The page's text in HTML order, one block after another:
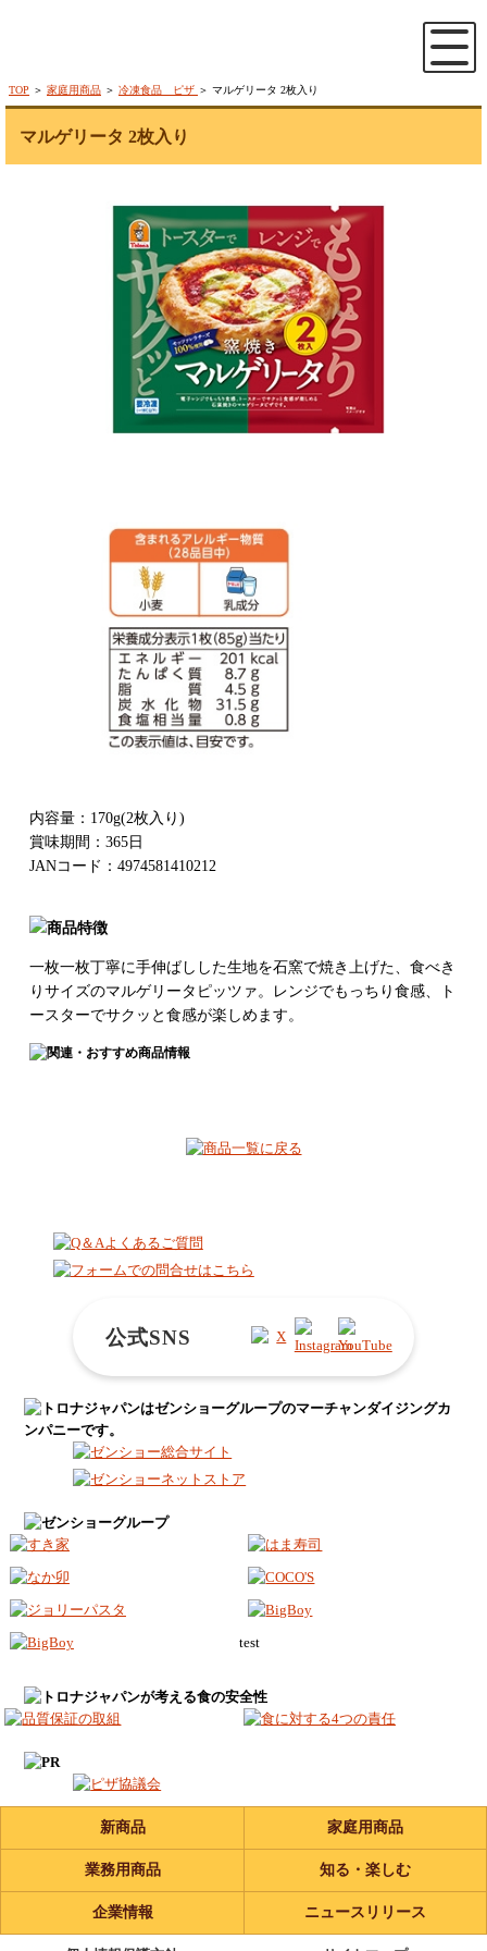
TOP ＞ 家庭用商品 ＞ 冷凍食品 ピザ ＞ マルゲリータ 2枚入り
マルゲリータ 2枚入り
内容量：170g(2枚入り)
賞味期間：365日
JANコード：4974581410212
一枚一枚丁寧に手伸ばしした生地を石窯で焼き上げた、食べき
りサイズのマルゲリータピッツァ。レンジでもっちり食感、ト
ースターでサクッと食感が楽しめます。
公式SNS
test
新商品 家庭用商品
業務用商品 知る・楽しむ
企業情報 ニュースリリース